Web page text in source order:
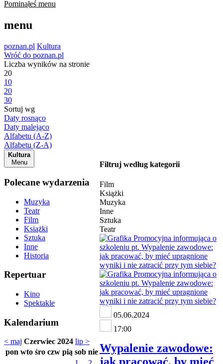
Pominąłeś menu
menu
poznan.pl Kultura
Wróć do poznan.pl
Liczba wyników na stronie
20
10
20
30
Sortuj wg
Daty rosnąco
Daty malejąco
Alfabetu (A-Z)
Alfabetu (Z-A)
Kultura
Menu
Polecane wydarzenia
Muzyka
Teatr
Film
Książki
Sztuka
Inne
Historia
Repertuar
Kino
Spektakle
Kalendarium
< maj Czerwiec 2024 lip >
pon wto śro czw pią sob nie
Filtruj według kategorii
Film
Książki
Muzyka
Inne
Sztuka
Teatr
05.06.2024
17:00
Wypalenie zawodowe:
jak pracować, by mieć